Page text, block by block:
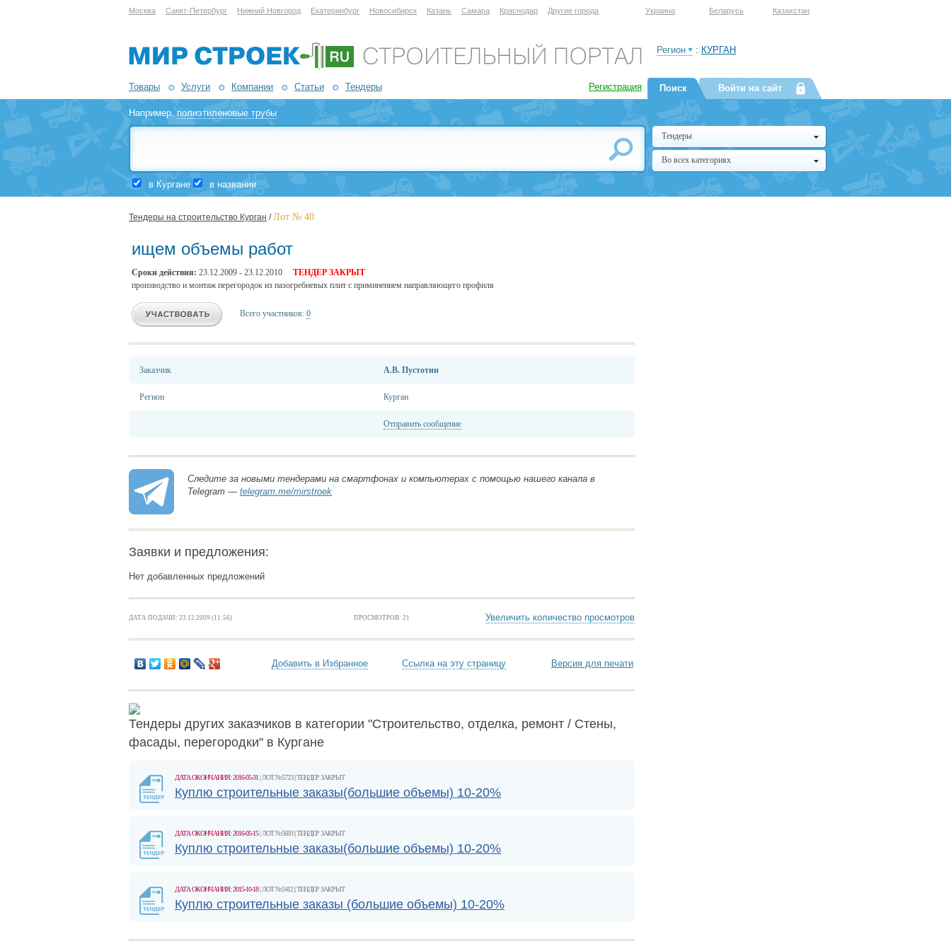
Москва Санкт-Петербург Нижний Новгород Екатеринбург Новосибирск Казань Самара Краснодар Другие города Украина Беларусь Казахстан
Товары Услуги Компании Статьи Тендеры Регистрация
Регион : КУРГАН
Например,полиэтиленовые трубы
в Кургане в названии
Поиск Войти на сайт
Тендеры
Во всех категориях
Тендеры на строительство Курган /Лот № 40
ищем объемы работ
Сроки действия: 23.12.2009 - 23.12.2010
ТЕНДЕР ЗАКРЫТ
производство и монтаж перегородок из пазогребневых плит с приминением направляющего профиля
Всего участников: 0
Заказчик А.В. Пустотин
Регион Курган
Отправить сообщение
Следите за новыми тендерами на смартфонах и компьютерах с помощью нашего канала в
Telegram — telegram.me/mirstroek
Заявки и предложения:
Нет добавленных предложений
ДАТА ПОДАЧИ: 23.12.2009 (11:56) ПРОСМОТРОВ: 21 Увеличить количество просмотров
Добавить в Избранное Ссылка на эту страницу Версия для печати
Тендеры других заказчиков в категории "Строительство, отделка, ремонт / Стены,
фасады, перегородки" в Кургане
ДАТА ОКОНЧАНИЯ: 2016-05-31 | ЛОТ №5723|ТЕНДЕР ЗАКРЫТ
Куплю строительные заказы(большие объемы) 10-20%
ДАТА ОКОНЧАНИЯ: 2016-05-15| ЛОТ №5693|ТЕНДЕР ЗАКРЫТ
Куплю строительные заказы(большие объемы) 10-20%
ДАТА ОКОНЧАНИЯ: 2015-10-18| ЛОТ №5412|ТЕНДЕР ЗАКРЫТ
Куплю строительные заказы (большие объемы) 10-20%